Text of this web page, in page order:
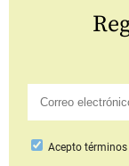
Acepto